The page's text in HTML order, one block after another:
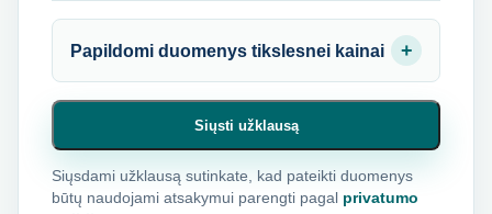
Papildomi duomenys tikslesnei kainai
Siųsti užklausą
Siųsdami užklausą sutinkate, kad pateikti duomenys
būtų naudojami atsakymui parengti pagal privatumo